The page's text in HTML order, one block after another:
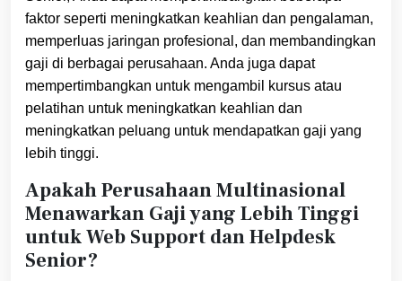
faktor seperti meningkatkan keahlian dan pengalaman,
memperluas jaringan profesional, dan membandingkan
gaji di berbagai perusahaan. Anda juga dapat
mempertimbangkan untuk mengambil kursus atau
pelatihan untuk meningkatkan keahlian dan
meningkatkan peluang untuk mendapatkan gaji yang
lebih tinggi.
Apakah Perusahaan Multinasional
Menawarkan Gaji yang Lebih Tinggi
untuk Web Support dan Helpdesk
Senior?